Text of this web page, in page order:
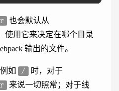
也会默认从
使用它来决定在哪个目录
输出的文件。
如 /
时，对于
来说一切照常；对于线